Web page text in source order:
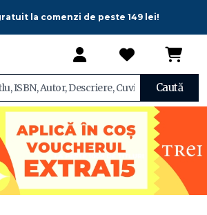
la comenzi de peste 149 lei!
Caută